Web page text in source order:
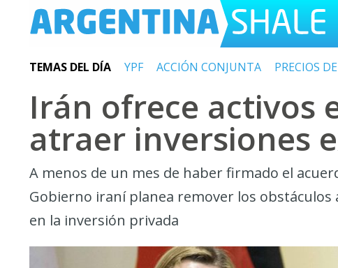
TEMAS DEL DÍA YPF ACCIÓN CONJUNTA PRECIOS
Irán ofrece activos
atraer inversiones
A menos de un mes de haber firmado el
Gobierno iraní planea remover los
en la inversión privada